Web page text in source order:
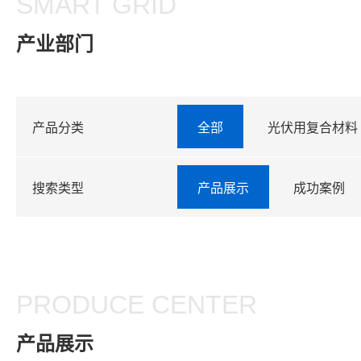
产业部门
产品分类 全部 光伏用复合材料
搜索类型 产品展示 成功案例
PRODUCE CENTER
产品展示